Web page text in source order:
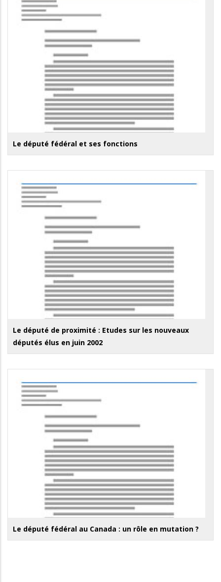
Le député fédéral et ses fonctions
Le député de proximité : Etudes sur les nouveaux
députés élus en juin 2002
Le député fédéral au Canada : un rôle en mutation ?